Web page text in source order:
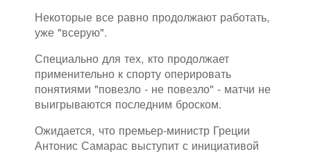
Некоторые все равно продолжают работать,
уже "всерую".
Специально для тех, кто продолжает
применительно к спорту оперировать
понятиями "повезло - не повезло" - матчи не
выигрываются последним броском.
Ожидается, что премьер-министр Греции
Антонис Самарас выступит с инициативой